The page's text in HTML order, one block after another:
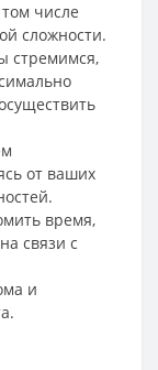
числе
сложности.
стремимся,
от ваших
время,
связи с
и